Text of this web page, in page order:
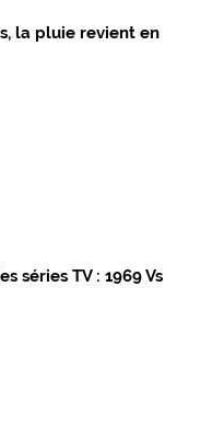
la pluie revient en
séries TV : 1969 Vs